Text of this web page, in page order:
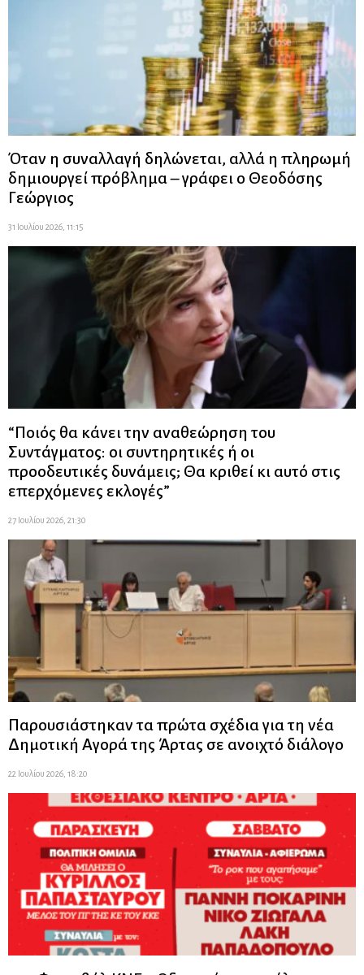
Όταν η συναλλαγή δηλώνεται, αλλά η πληρωμή
δημιουργεί πρόβλημα – γράφει ο Θεοδόσης
Γεώργιος
31 Ιουλίου 2026, 11:15
“Ποιός θα κάνει την αναθεώρηση του
Συντάγματος: οι συντηρητικές ή οι
προοδευτικές δυνάμεις; Θα κριθεί κι αυτό στις
επερχόμενες εκλογές”
27 Ιουλίου 2026, 21:30
Παρουσιάστηκαν τα πρώτα σχέδια για τη νέα
Δημοτική Αγορά της Άρτας σε ανοιχτό διάλογο
22 Ιουλίου 2026, 18:20